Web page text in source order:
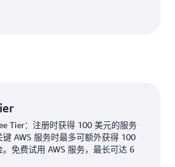
Tier：注册时获得 100 美元的服务
AWS 服务时最多可额外获得 100
免费试用 AWS 服务，最长可达 6